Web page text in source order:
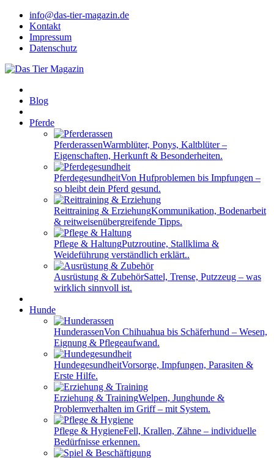
info@das-tier-magazin.de
Kontakt
Impressum
Datenschutz
Blog
Pferde
PferderassenWarmblüter, Ponys, Kaltblüter –
Eigenschaften, Herkunft & Besonderheiten.
PferdegesundheitVon Hufproblemen bis Impfungen –
so bleibt dein Pferd gesund.
Reittraining & ErziehungKommunikation, Bodenarbeit
& reitweisenübergreifende Tipps.
Pflege & HaltungPutzroutine, Stallklima &
Weideführung verständlich erklärt..
Ausrüstung & ZubehörSattel, Trense, Putzzeug – was
wirklich sinnvoll ist.
Hunde
HunderassenVon Chihuahua bis Schäferhund – Wesen,
Eignung & Pflegeaufwand.
HundegesundheitVorsorge, Impfungen, Parasiten &
Erste Hilfe.
Erziehung & TrainingWelpen, Junghunde &
Problemverhalten im Griff – mit System.
Pflege & HygieneFell, Krallen, Zähne – individuelle
Bedürfnisse erkennen.